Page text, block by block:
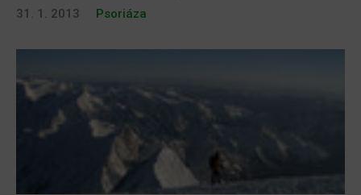
31. 1. 2013 Psoriáza